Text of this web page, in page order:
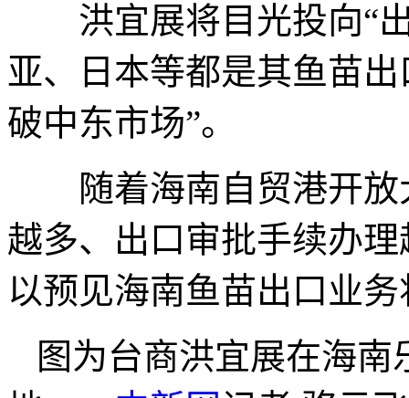
洪宜展将目光投向“出
亚、日本等都是其鱼苗
破中东市场”。
随着海南自贸港开放
越多、出口审批手续办
以预见海南鱼苗出口业
图为台商洪宜展在海